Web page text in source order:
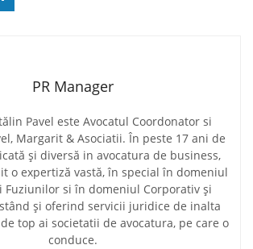
PR Manager
Pavel este Avocatul Coordonator si
Margarit & Asociatii. În peste 17 ani de
și diversă in avocatura de business,
o expertiză vastă, în special în domeniul
Fuziunilor si în domeniul Corporativ și
și oferind servicii juridice de inalta
top ai societatii de avocatura, pe care o
conduce.